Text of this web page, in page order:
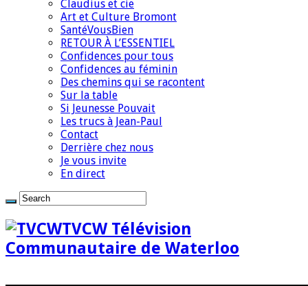
Claudius et cie
Art et Culture Bromont
SantéVousBien
RETOUR À L’ESSENTIEL
Confidences pour tous
Confidences au féminin
Des chemins qui se racontent
Sur la table
Si Jeunesse Pouvait
Les trucs à Jean-Paul
Contact
Derrière chez nous
Je vous invite
En direct
TVCW Télévision
Communautaire de Waterloo